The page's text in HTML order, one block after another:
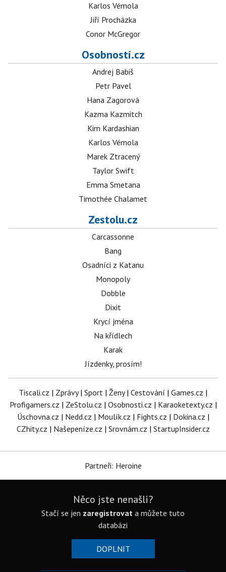
Karlos Vémola
Jiří Procházka
Conor McGregor
Osobnosti.cz
Andrej Babiš
Petr Pavel
Hana Zagorová
Kazma Kazmitch
Kim Kardashian
Karlos Vémola
Marek Ztracený
Taylor Swift
Emma Smetana
Timothée Chalamet
Zestolu.cz
Carcassonne
Bang
Osadníci z Katanu
Monopoly
Dobble
Dixit
Krycí jména
Na křídlech
Karak
Jízdenky, prosím!
Tiscali.cz | Zprávy| Sport | Ženy| Cestování | Games.cz |
Profigamers.cz | ZeStolu.cz | Osobnosti.cz | Karaoketexty.cz |
Úschovna.cz | Nedd.cz | Moulík.cz | Fights.cz | Dokina.cz |
CZhity.cz | Našepeníze.cz | Srovnám.cz | StartupInsider.cz
Partneři: Heroine
Něco jste nenašli?
Stačí se jen zaregistrovat a můžete tuto
databázi
DOPLNIT